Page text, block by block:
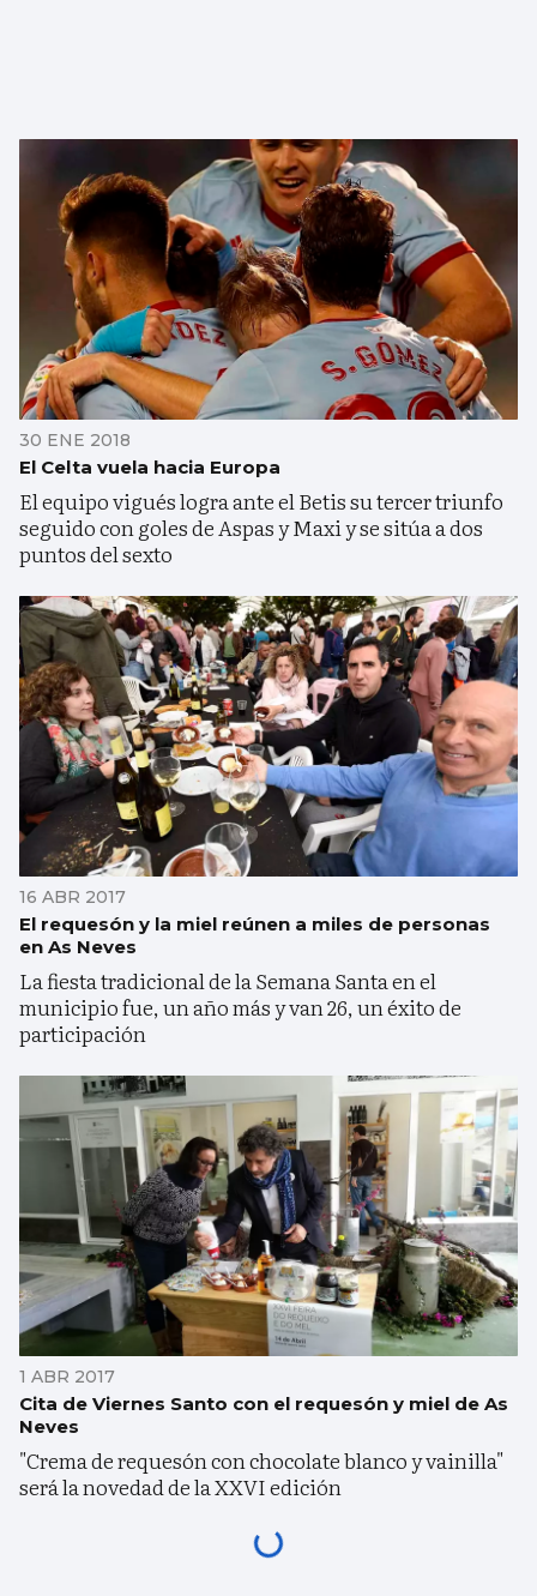
30 ENE 2018
El Celta vuela hacia Europa
El equipo vigués logra ante el Betis su tercer triunfo
seguido con goles de Aspas y Maxi y se sitúa a dos
puntos del sexto
16 ABR 2017
El requesón y la miel reúnen a miles de personas
en As Neves
La fiesta tradicional de la Semana Santa en el
municipio fue, un año más y van 26, un éxito de
participación
1 ABR 2017
Cita de Viernes Santo con el requesón y miel de As
Neves
"Crema de requesón con chocolate blanco y vainilla"
será la novedad de la XXVI edición